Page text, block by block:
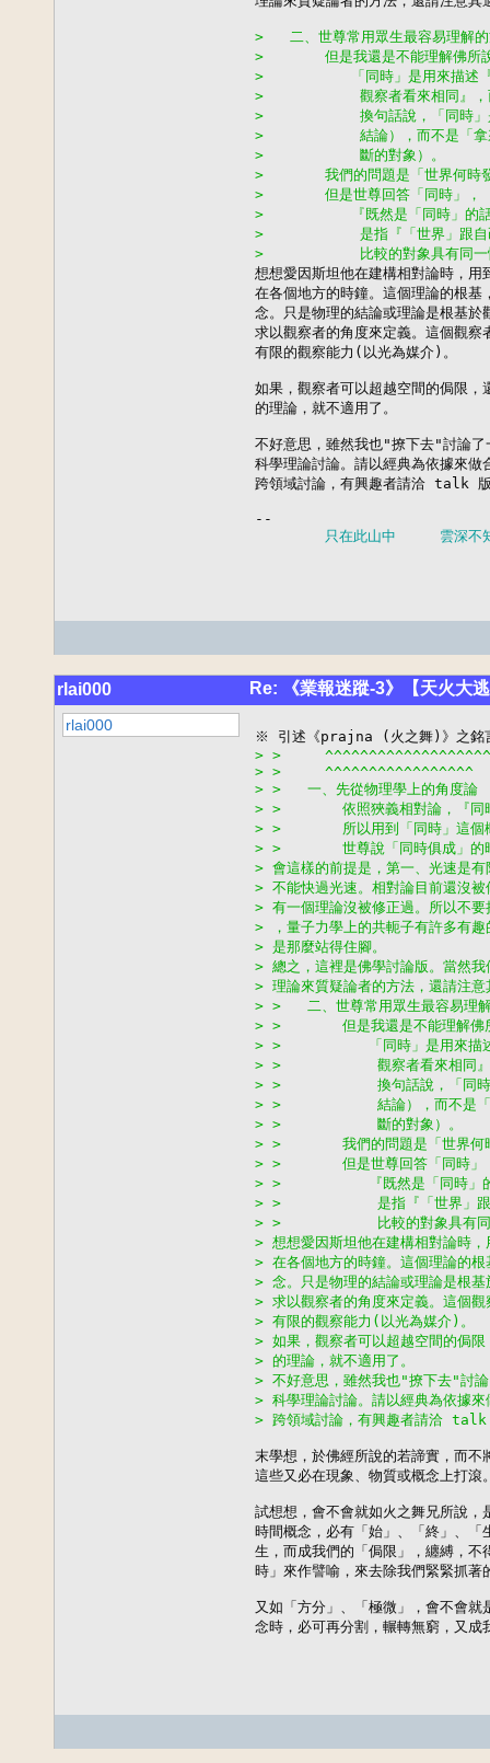
>   二、世尊常用眾生最容易理解的
>       但是我還是不能理解佛所說
>          「同時」是用來描述『
>           觀察者看來相同』，而
>           換句話說，「同時」是
>           結論），而不是「拿來
>           斷的對象）。
>       我們的問題是「世界何時發
>       但是世尊回答「同時」，
>          『既然是「同時」的話
>           是指『「世界」跟自己
>           比較的對象具有同一性
想想愛因斯坦他在建構相對論時
在各個地方的時鐘。這個理論的根基
念。只是物理的結論或理論是根基於
求以觀察者的角度來定義。這個觀察
有限的觀察能力(以光為媒介)。
如果，觀察者可以超越空間的侷限，
的理論，就不適用了。
不好意思，雖然我也"撩下去"討論了
科學理論討論。請以經典為依據來做
跨領域討論，有興趣者請洽 talk
--
只在此山中     雲深不
rlai000 Re: 《業報迷蹤-3》【天火大
rlai000
> >
> >     ^^^^^^^^^^^^^^^^^
> >   一、先從物理學上的角度論
> >       依照狹義相對論，『同時
> >       所以用到「同時」這個概
> >       世尊說「同時俱成」的時
> 會這樣的前提是，第一、光速是
> 不能快過光速。相對論目前還沒
> 有一個理論沒被修正過。所以不
> ，量子力學上的共軛子有許多有
> 是那麼站得住腳。
> 總之，這裡是佛學討論版。當然
> 理論來質疑論者的方法，還請注意
> >   二、世尊常用眾生最容易理
> >       但是我還是不能理解佛所
> >          「同時」是用來描述
> >           觀察者看來相同』，
> >           換句話說，「同時」
> >           結論），而不是「拿
> >           斷的對象）。
> >       我們的問題是「世界何時
> >       但是世尊回答「同時」
> >          『既然是「同時」的
> >           是指『「世界」跟自
> >           比較的對象具有同一
> 想想愛因斯坦他在建構相對論
> 在各個地方的時鐘。這個理論的
> 念。只是物理的結論或理論是根
> 求以觀察者的角度來定義。這個
> 有限的觀察能力(以光為媒介)。
> 如果，觀察者可以超越空間的侷
> 的理論，就不適用了。
> 不好意思，雖然我也"撩下去"討
> 科學理論討論。請以經典為依據
> 跨領域討論，有興趣者請洽
末學想，於佛經所說的若諦實，而
這些又必在現象、物質或概念上打滾
試想想，會不會就如火之舞兄所說
時間概念，必有「始」、「終」、
生，而成我們的「侷限」，纏縛，
時」來作譬喻，來去除我們緊緊抓著
又如「方分」、「極微」，會不會
念時，必可再分割，輾轉無窮，又成